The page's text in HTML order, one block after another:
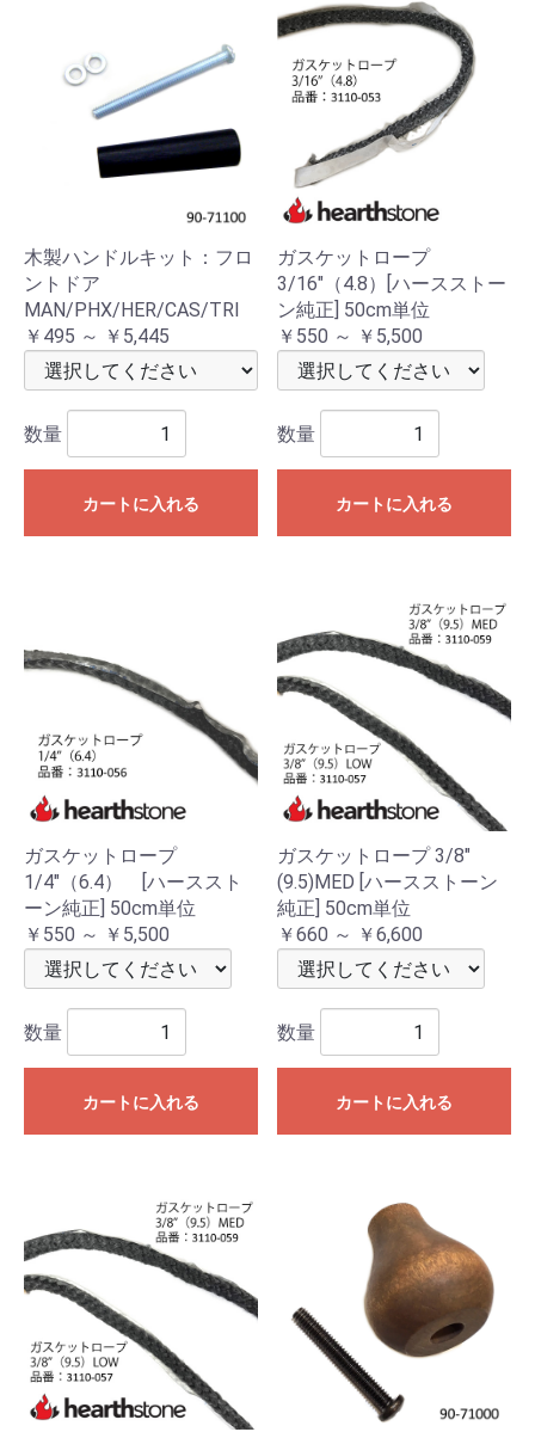
木製ハンドルキット：フロ
ントドア
MAN/PHX/HER/CAS/TRI
￥495 ～ ￥5,445
数量
カートに入れる
ガスケットロープ
3/16"（4.8）[ハースストー
ン純正] 50cm単位
￥550 ～ ￥5,500
数量
カートに入れる
ガスケットロープ
1/4"（6.4） [ハーススト
ーン純正] 50cm単位
￥550 ～ ￥5,500
数量
カートに入れる
ガスケットロープ 3/8"
(9.5)MED [ハースストーン
純正] 50cm単位
￥660 ～ ￥6,600
数量
カートに入れる